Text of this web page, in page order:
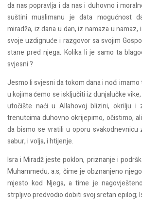
da nas popravlja i da nas i duhovno i
suštini muslimanu je data mogućnost
miradža, iz dana u dan, iz namaza u namaz,
svoje uzdignuće i razgovor sa svojim
stane pred njega. Kolika li je samo ta
svjesni ?
Jesmo li svjesni da tokom dana i noći
u kojima ćemo se isključiti iz dunjalučke
utočište naći u Allahovoj blizini, okrilju
trenutcima duhovno okrijepimo, očistimo,
da bismo se vratili u oporu svakodnevnicu
sabur, i volja, i htijenje.
Isra i Miradž jeste poklon, priznanje i
Muhammedu, a.s, čime je obznanjeno
mjesto kod Njega, a time je
strpljivo predvodio dobiti svoj sretan epilog;